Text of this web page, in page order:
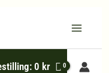
0 kr